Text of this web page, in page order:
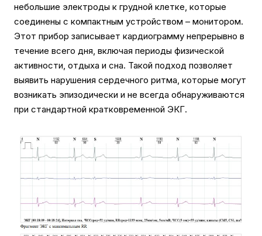
небольшие электроды к грудной клетке, которые
соединены с компактным устройством – монитором.
Этот прибор записывает кардиограмму непрерывно в
течение всего дня, включая периоды физической
активности, отдыха и сна. Такой подход позволяет
выявить нарушения сердечного ритма, которые могут
возникать эпизодически и не всегда обнаруживаются
при стандартной кратковременной ЭКГ.